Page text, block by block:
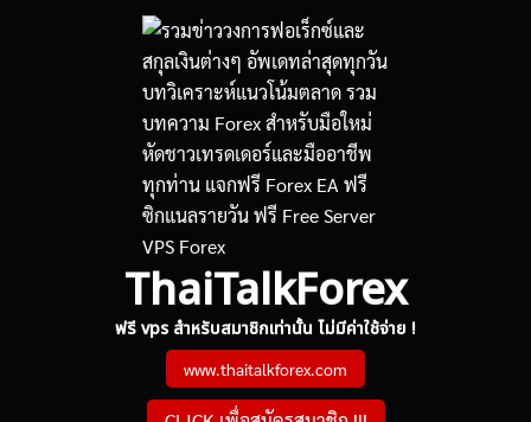
ThaiTalkForex
ฟรี vps สำหรับสมาชิกเท่านั้น ไม่มีค่าใช้จ่าย !
www.thaitalkforex.com